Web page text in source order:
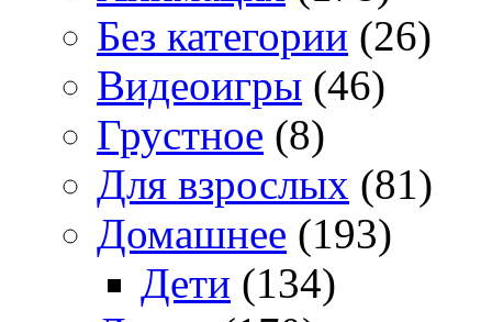
Без категории (26)
Видеоигры (46)
Грустное (8)
Для взрослых (81)
Домашнее (193)
Дети (134)